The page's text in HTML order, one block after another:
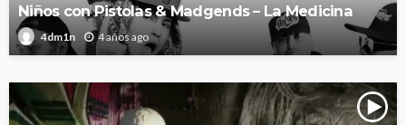
Niños con Pistolas & Madgends – La Medicina
4dm1n 4 años ago